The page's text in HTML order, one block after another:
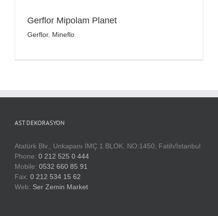
Gerflor Mipolam Planet
Gerflor, Mineflo
AST DEKORASYON
Atatürk Blv., Unkapanı İMÇ 1 BLOK. NO:1450, Fatih/İstanbul
Phone: 0 212 525 0 444
Mobile: 0532 660 85 91
Fax: 0 212 534 15 62
Web: Ser Zemin Market